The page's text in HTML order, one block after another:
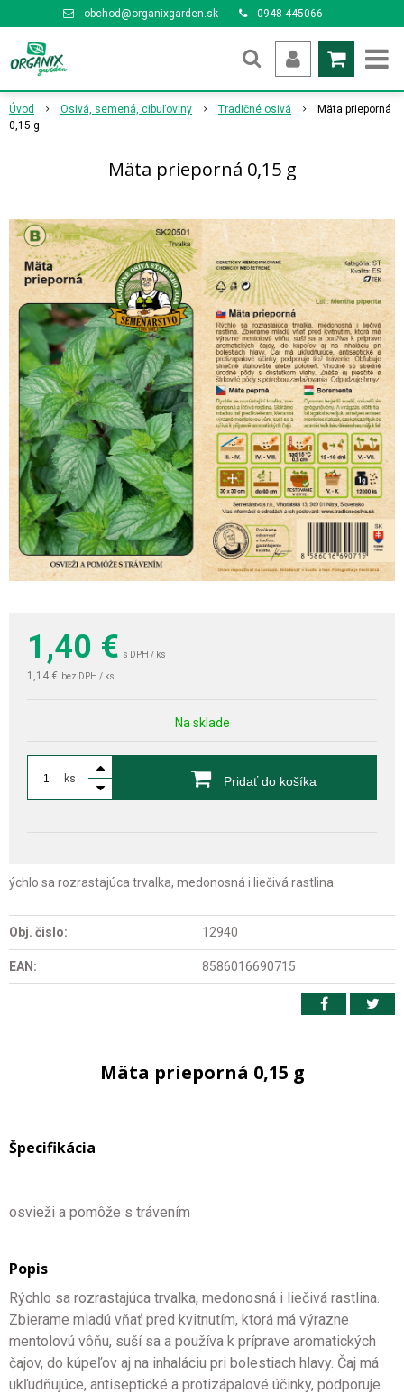
obchod@organixgarden.sk 0948 445066
Úvod Osivá, semená, cibuľoviny Tradičné osivá
Mäta prieporná
0,15 g
Mäta prieporná 0,15 g
1,40 € s DPH / ks
1,14 € bez DPH / ks
Na sklade
ks Pridať do košíka
ýchlo sa rozrastajúca trvalka, medonosná i liečivá rastlina.
Obj. čislo: 12940
EAN: 8586016690715
Mäta prieporná 0,15 g
Špecifikácia
osvieži a pomôže s trávením
Popis
Rýchlo sa rozrastajúca trvalka, medonosná i liečivá rastlina.
Zbierame mladú vňať pred kvitnutím, ktorá má výrazne
mentolovú vôňu, suší sa a používa k príprave aromatických
čajov, do kúpeľov aj na inhaláciu pri bolestiach hlavy. Čaj má
ukľudňujúce, antiseptické a protizápalové účinky, podporuje